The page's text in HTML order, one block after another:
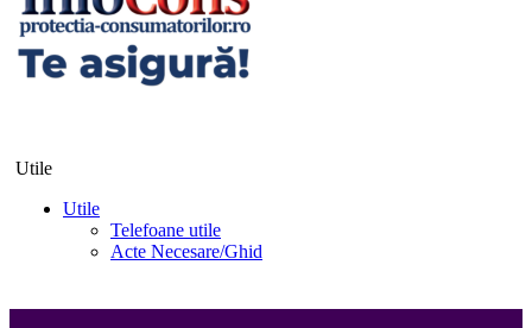
Utile
Utile
Telefoane utile
Acte Necesare/Ghid